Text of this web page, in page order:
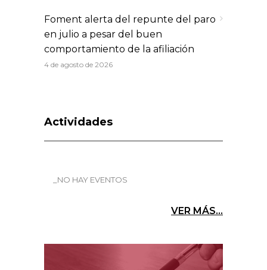
Foment alerta del repunte del paro
en julio a pesar del buen
comportamiento de la afiliación
4 de agosto de 2026
Actividades
_NO HAY EVENTOS
VER MÁS...